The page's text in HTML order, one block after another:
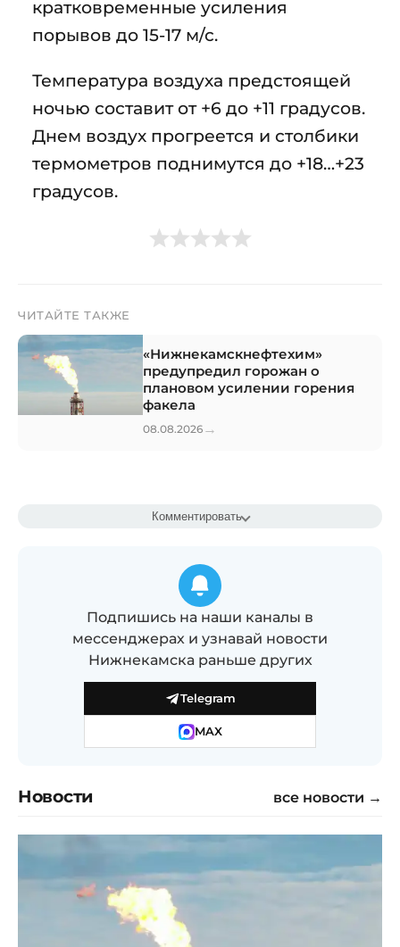
кратковременные усиления
порывов до 15-17 м/с.
Температура воздуха предстоящей
ночью составит от +6 до +11 градусов.
Днем воздух прогреется и столбики
термометров поднимутся до +18…+23
градусов.
ЧИТАЙТЕ ТАКЖЕ
«Нижнекамскнефтехим»
предупредил горожан о
плановом усилении горения
факела
08.08.2026 →
Комментировать
Подпишись на наши каналы в
мессенджерах и узнавай новости
Нижнекамска раньше других
Telegram
MAX
Новости все новости →